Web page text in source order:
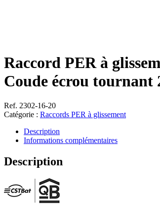
Raccord PER à
Coude écrou tournant
Ref. 2302-16-20
Catégorie : Raccords PER à glissement
Description
Informations complémentaires
Description